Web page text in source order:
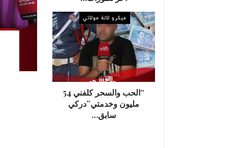
ميكرو لالة مولاتي
“الحب والسحر كلفني 54
مليون وخدمتي”دركي
سابق…